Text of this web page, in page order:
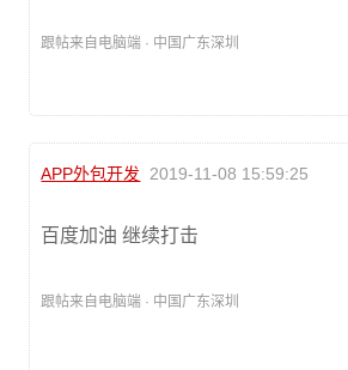
跟帖来自电脑端 · 中国广东深圳
APP外包开发 2019-11-08 15:59:25
百度加油 继续打击
跟帖来自电脑端 · 中国广东深圳